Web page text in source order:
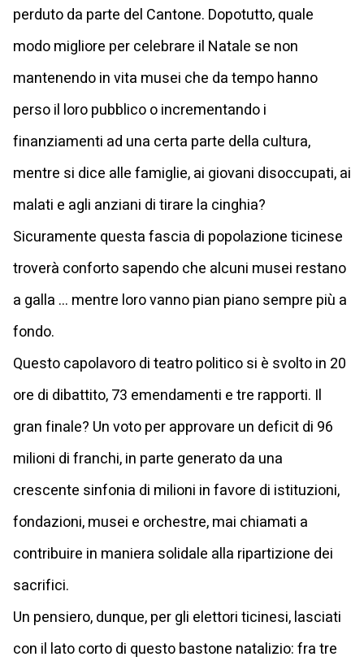
perduto da parte del Cantone. Dopotutto, quale
modo migliore per celebrare il Natale se non
mantenendo in vita musei che da tempo hanno
perso il loro pubblico o incrementando i
finanziamenti ad una certa parte della cultura,
mentre si dice alle famiglie, ai giovani disoccupati, ai
malati e agli anziani di tirare la cinghia?
Sicuramente questa fascia di popolazione ticinese
troverà conforto sapendo che alcuni musei restano
a galla … mentre loro vanno pian piano sempre più a
fondo.
Questo capolavoro di teatro politico si è svolto in 20
ore di dibattito, 73 emendamenti e tre rapporti. Il
gran finale? Un voto per approvare un deficit di 96
milioni di franchi, in parte generato da una
crescente sinfonia di milioni in favore di istituzioni,
fondazioni, musei e orchestre, mai chiamati a
contribuire in maniera solidale alla ripartizione dei
sacrifici.
Un pensiero, dunque, per gli elettori ticinesi, lasciati
con il lato corto di questo bastone natalizio: fra tre